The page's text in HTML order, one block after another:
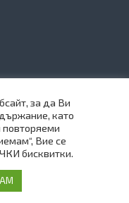
Reserved
за да Ви
като
Вие се
бисквитки.